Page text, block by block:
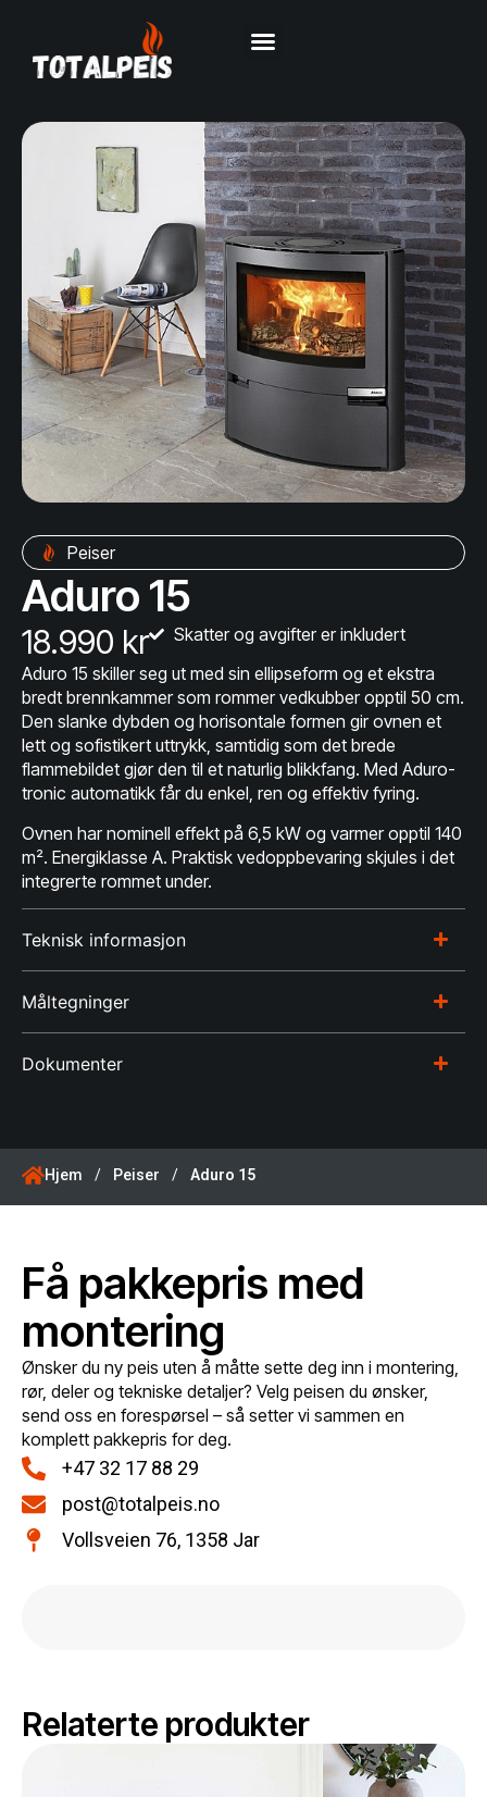
Peiser
Aduro 15
18.990 kr
Skatter og avgifter er inkludert
Aduro 15 skiller seg ut med sin ellipseform og et ekstra
bredt brennkammer som rommer vedkubber opptil 50 cm.
Den slanke dybden og horisontale formen gir ovnen et
lett og sofistikert uttrykk, samtidig som det brede
flammebildet gjør den til et naturlig blikkfang. Med Aduro-
tronic automatikk får du enkel, ren og effektiv fyring.
Ovnen har nominell effekt på 6,5 kW og varmer opptil 140
m². Energiklasse A. Praktisk vedoppbevaring skjules i det
integrerte rommet under.
Teknisk informasjon
Måltegninger
Dokumenter
Hjem / Peiser / Aduro 15
Få pakkepris med
montering
Ønsker du ny peis uten å måtte sette deg inn i montering,
rør, deler og tekniske detaljer? Velg peisen du ønsker,
send oss en forespørsel – så setter vi sammen en
komplett pakkepris for deg.
+47 32 17 88 29
post@totalpeis.no
Vollsveien 76, 1358 Jar
Relaterte produkter